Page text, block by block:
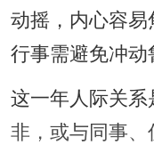
动摇，内心容易
行事需避免冲动
这一年人际关系
非，或与同事